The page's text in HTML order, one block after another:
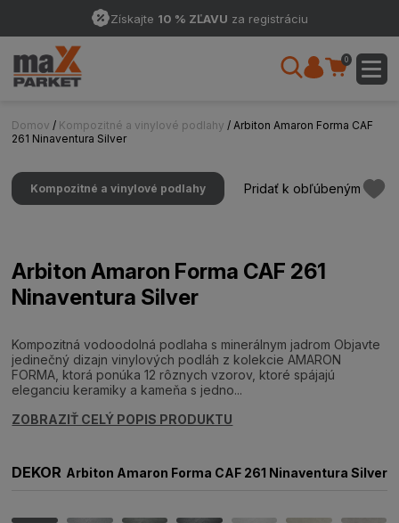
Získajte 10 % ZĽAVU za registráciu
0
Domov / Kompozitné a vinylové podlahy / Arbiton Amaron Forma CAF
261 Ninaventura Silver
Kompozitné a vinylové podlahy Pridať k obľúbeným
Arbiton Amaron Forma CAF 261
Ninaventura Silver
Kompozitná vodoodolná podlaha s minerálnym jadrom Objavte
jedinečný dizajn vinylových podláh z kolekcie AMARON
FORMA, ktorá ponúka 12 rôznych vzorov, ktoré spájajú
eleganciu keramiky a kameňa s jedno...
ZOBRAZIŤ CELÝ POPIS PRODUKTU
DEKOR Arbiton Amaron Forma CAF 261 Ninaventura Silver